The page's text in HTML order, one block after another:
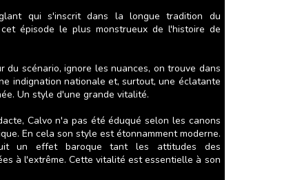
qui s'inscrit dans la longue tradition du
épisode le plus monstrueux de l'histoire de
scénario, ignore les nuances, on trouve dans
indignation nationale et, surtout, une éclatante
Un style d'une grande vitalité.
Calvo n'a pas été éduqué selon les canons
En cela son style est étonnamment moderne.
un effet baroque tant les attitudes des
à l'extrême. Cette vitalité est essentielle à son